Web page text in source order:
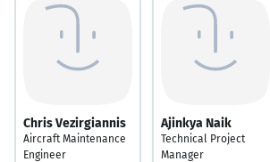
Chris Vezirgiannis
Aircraft Maintenance
Engineer
Ajinkya Naik
Technical Project
Manager